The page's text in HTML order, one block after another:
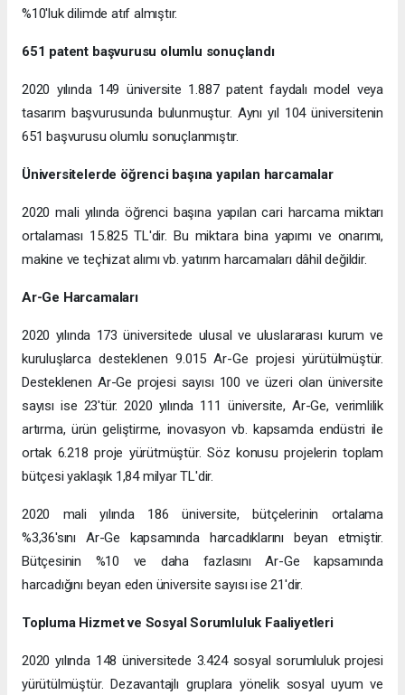
%10'luk dilimde atıf almıştır.
651 patent başvurusu olumlu sonuçlandı
2020 yılında 149 üniversite 1.887 patent faydalı model veya
tasarım başvurusunda bulunmuştur. Aynı yıl 104 üniversitenin
651 başvurusu olumlu sonuçlanmıştır.
Üniversitelerde öğrenci başına yapılan harcamalar
2020 mali yılında öğrenci başına yapılan cari harcama miktarı
ortalaması 15.825 TL'dir. Bu miktara bina yapımı ve onarımı,
makine ve teçhizat alımı vb. yatırım harcamaları dâhil değildir.
Ar-Ge Harcamaları
2020 yılında 173 üniversitede ulusal ve uluslararası kurum ve
kuruluşlarca desteklenen 9.015 Ar-Ge projesi yürütülmüştür.
Desteklenen Ar-Ge projesi sayısı 100 ve üzeri olan üniversite
sayısı ise 23'tür. 2020 yılında 111 üniversite, Ar-Ge, verimlilik
artırma, ürün geliştirme, inovasyon vb. kapsamda endüstri ile
ortak 6.218 proje yürütmüştür. Söz konusu projelerin toplam
bütçesi yaklaşık 1,84 milyar TL'dir.
2020 mali yılında 186 üniversite, bütçelerinin ortalama
%3,36'sını Ar-Ge kapsamında harcadıklarını beyan etmiştir.
Bütçesinin %10 ve daha fazlasını Ar-Ge kapsamında
harcadığını beyan eden üniversite sayısı ise 21'dir.
Topluma Hizmet ve Sosyal Sorumluluk Faaliyetleri
2020 yılında 148 üniversitede 3.424 sosyal sorumluluk projesi
yürütülmüştür. Dezavantajlı gruplara yönelik sosyal uyum ve